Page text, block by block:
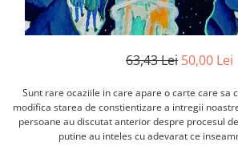
Vindecare Spirituala
Sanatate
Masaj
MedConnect
63,43 Lei 50,00 Lei
Sunt rare ocaziile in care apare o carte care sa
modifica starea de constientizare a intregii
persoane au discutat anterior despre procesul
putine au inteles cu adevarat ce